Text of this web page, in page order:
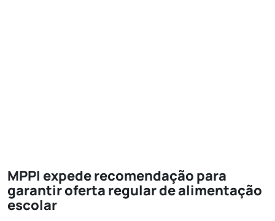
MPPI expede recomendação para
garantir oferta regular de alimentação
escolar